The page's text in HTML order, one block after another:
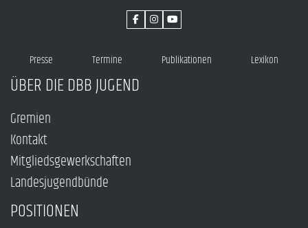
Presse Termine Publikationen Lexikon
ÜBER DIE DBB JUGEND
Gremien
Kontakt
Mitgliedsgewerkschaften
Landesjugendbünde
POSITIONEN